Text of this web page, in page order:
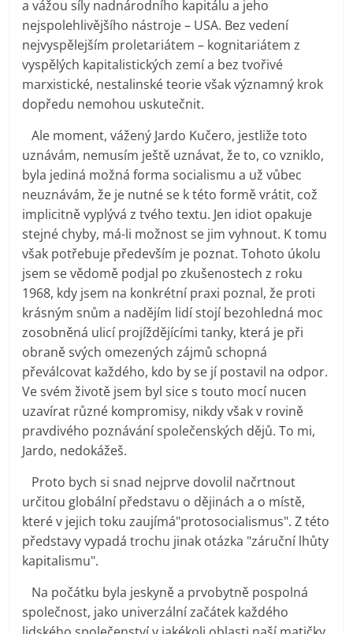
a vážou síly nadnárodního kapitálu a jeho
nejspolehlivějšího nástroje – USA. Bez vedení
nejvyspělejším proletariátem – kognitariátem z
vyspělých kapitalistických zemí a bez tvořivé
marxistické, nestalinské teorie však významný krok
dopředu nemohou uskutečnit.
Ale moment, vážený Jardo Kučero, jestliže toto
uznávám, nemusím ještě uznávat, že to, co vzniklo,
byla jediná možná forma socialismu a už vůbec
neuznávám, že je nutné se k této formě vrátit, což
implicitně vyplývá z tvého textu. Jen idiot opakuje
stejné chyby, má-li možnost se jim vyhnout. K tomu
však potřebuje především je poznat. Tohoto úkolu
jsem se vědomě podjal po zkušenostech z roku
1968, kdy jsem na konkrétní praxi poznal, že proti
krásným snům a nadějím lidí stojí bezohledná moc
zosobněná ulicí projíždějícími tanky, která je při
obraně svých omezených zájmů schopná
převálcovat každého, kdo by se jí postavil na odpor.
Ve svém životě jsem byl sice s touto mocí nucen
uzavírat různé kompromisy, nikdy však v rovině
pravdivého poznávání společenských dějů. To mi,
Jardo, nedokážeš.
Proto bych si snad nejprve dovolil načrtnout
určitou globální představu o dějinách a o místě,
které v jejich toku zaujímá"protosocialismus". Z této
představy vypadá trochu jinak otázka "záruční lhůty
kapitalismu".
Na počátku byla jeskyně a prvobytně pospolná
společnost, jako univerzální začátek každého